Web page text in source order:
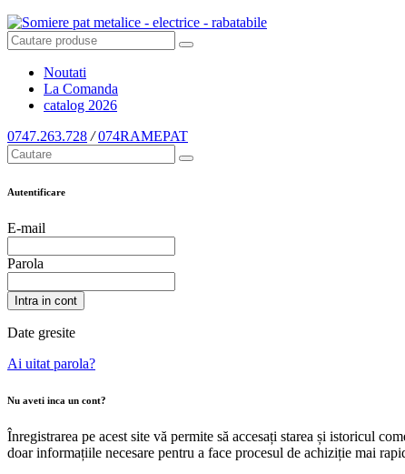
Noutati
La Comanda
catalog 2026
0747.263.728 / 074RAMEPAT
Autentificare
E-mail
Parola
Intra in cont
Date gresite
Ai uitat parola?
Nu aveti inca un cont?
Înregistrarea pe acest site vă permite să accesați starea și istoricul
doar informațiile necesare pentru a face procesul de achiziție mai